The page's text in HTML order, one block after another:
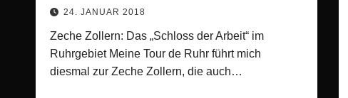
24. JANUAR 2018
Zeche Zollern: Das „Schloss der Arbeit“ im
Ruhrgebiet Meine Tour de Ruhr führt mich
diesmal zur Zeche Zollern, die auch…